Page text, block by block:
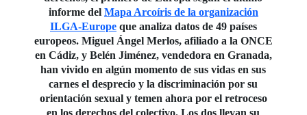
informe del Mapa Arcoíris de la organización
ILGA-Europeque analiza datos de 49 países
europeos. Miguel Ángel Merlos, afiliado a la ONCE
en Cádiz, y Belén Jiménez, vendedora en Granada,
han vivido en algún momento de sus vidas en sus
carnes el desprecio y la discriminación por su
orientación sexual y temen ahora por el retroceso
en los derechos del colectivo. Los dos llevan su